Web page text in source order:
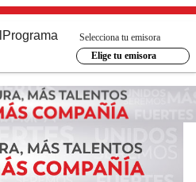
Programa
Selecciona tu emisora
Elige tu emisora